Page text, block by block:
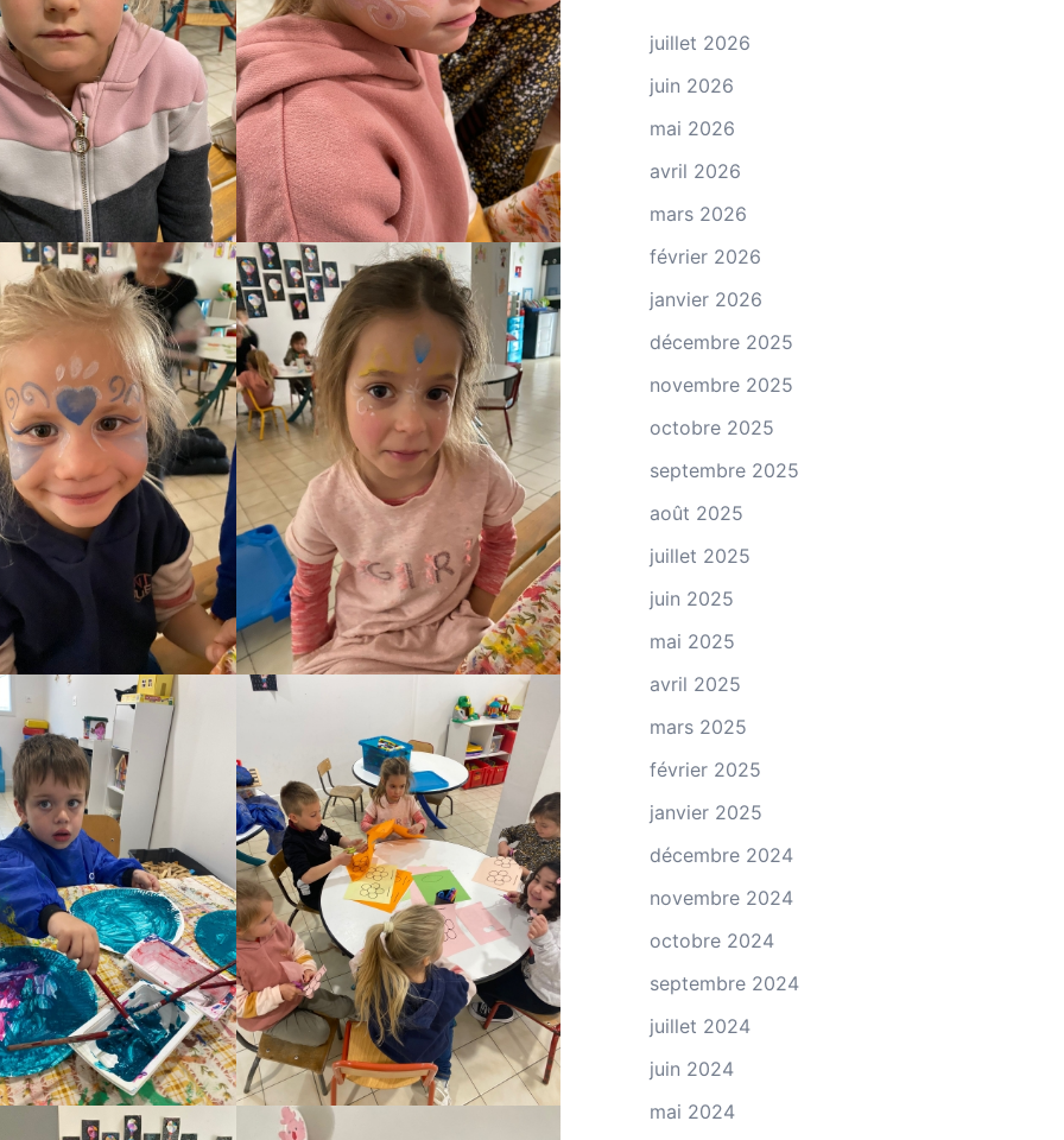
juillet 2026
juin 2026
mai 2026
avril 2026
mars 2026
février 2026
janvier 2026
décembre 2025
novembre 2025
octobre 2025
septembre 2025
août 2025
juillet 2025
juin 2025
mai 2025
avril 2025
mars 2025
février 2025
janvier 2025
décembre 2024
novembre 2024
octobre 2024
septembre 2024
juillet 2024
juin 2024
mai 2024